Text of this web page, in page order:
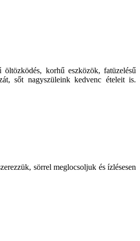
korhű eszközök, fatüzelésű
sőt nagyszüleink kedvenc ételeit is.
sörrel meglocsoljuk és ízlésesen